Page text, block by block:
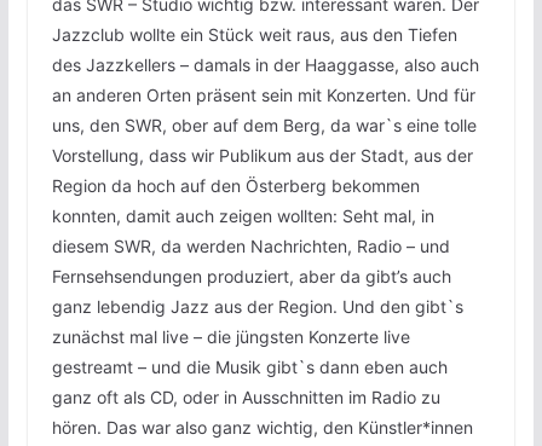
das SWR – Studio wichtig bzw. interessant waren. Der
Jazzclub wollte ein Stück weit raus, aus den Tiefen
des Jazzkellers – damals in der Haaggasse, also auch
an anderen Orten präsent sein mit Konzerten. Und für
uns, den SWR, ober auf dem Berg, da war`s eine tolle
Vorstellung, dass wir Publikum aus der Stadt, aus der
Region da hoch auf den Österberg bekommen
konnten, damit auch zeigen wollten: Seht mal, in
diesem SWR, da werden Nachrichten, Radio – und
Fernsehsendungen produziert, aber da gibt’s auch
ganz lebendig Jazz aus der Region. Und den gibt`s
zunächst mal live – die jüngsten Konzerte live
gestreamt – und die Musik gibt`s dann eben auch
ganz oft als CD, oder in Ausschnitten im Radio zu
hören. Das war also ganz wichtig, den Künstler*innen